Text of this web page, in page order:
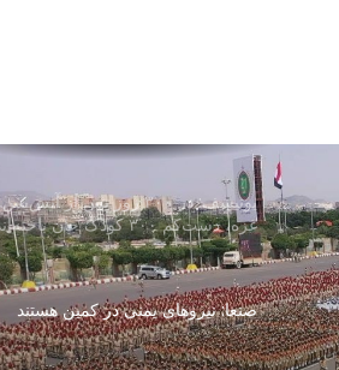
یونیسف: در ۳۰۰ روز پس از آتش‌بس
غزه، دست‌کم ۳۰۰ کودک جان باخته‌اند
صنعا: نیروهای یمنی در کمین هستند